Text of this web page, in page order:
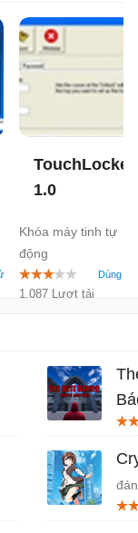
TouchLocker
1.0
Khóa máy tinh tự
động
1.087 Lượt tải